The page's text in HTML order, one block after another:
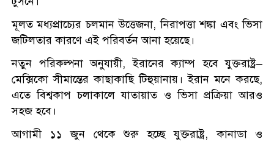
মূলত মধ্যপ্রাচ্যের চলমান উত্তেজনা, নিরাপত্তা শঙ্কা এবং ভিসা
জটিলতার কারণে এই পরিবর্তন আনা হয়েছে।
নতুন পরিকল্পনা অনুযায়ী, ইরানের ক্যাম্প হবে যুক্তরাষ্ট্র–
মেক্সিকো সীমান্তের কাছাকাছি টিহুয়ানায়। ইরান মনে করছে,
এতে বিশ্বকাপ চলাকালে যাতায়াত ও ভিসা প্রক্রিয়া আরও
সহজ হবে।
আগামী ১১ জুন থেকে শুরু হচ্ছে যুক্তরাষ্ট্র, কানাডা ও